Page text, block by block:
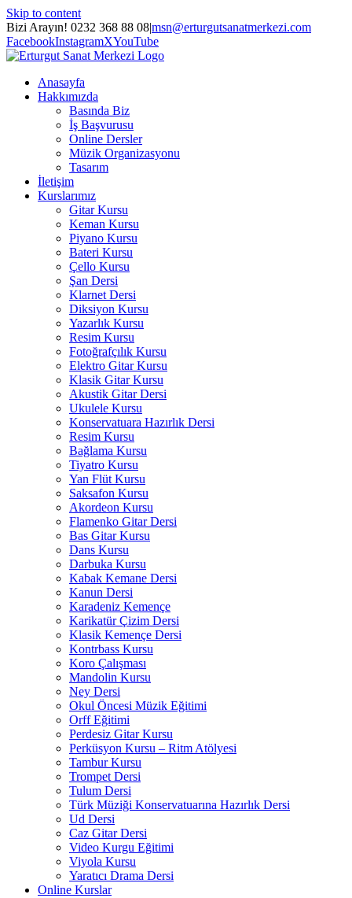
Skip to content
Bizi Arayın! 0232 368 88 08|msn@erturgutsanatmerkezi.com
FacebookInstagramXYouTube
Anasayfa
Hakkımızda
Basında Biz
İş Başvurusu
Online Dersler
Müzik Organizasyonu
Tasarım
İletişim
Kurslarımız
Gitar Kursu
Keman Kursu
Piyano Kursu
Bateri Kursu
Çello Kursu
Şan Dersi
Klarnet Dersi
Diksiyon Kursu
Yazarlık Kursu
Resim Kursu
Fotoğrafçılık Kursu
Elektro Gitar Kursu
Klasik Gitar Kursu
Akustik Gitar Dersi
Ukulele Kursu
Konservatuara Hazırlık Dersi
Resim Kursu
Bağlama Kursu
Tiyatro Kursu
Yan Flüt Kursu
Saksafon Kursu
Akordeon Kursu
Flamenko Gitar Dersi
Bas Gitar Kursu
Dans Kursu
Darbuka Kursu
Kabak Kemane Dersi
Kanun Dersi
Karadeniz Kemençe
Karikatür Çizim Dersi
Klasik Kemençe Dersi
Kontrbass Kursu
Koro Çalışması
Mandolin Kursu
Ney Dersi
Okul Öncesi Müzik Eğitimi
Orff Eğitimi
Perdesiz Gitar Kursu
Perküsyon Kursu – Ritm Atölyesi
Tambur Kursu
Trompet Dersi
Tulum Dersi
Türk Müziği Konservatuarına Hazırlık Dersi
Ud Dersi
Caz Gitar Dersi
Video Kurgu Eğitimi
Viyola Kursu
Yaratıcı Drama Dersi
Online Kurslar